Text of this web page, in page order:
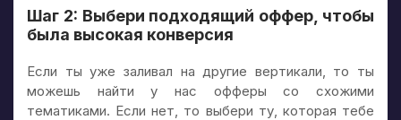
Шаг 2: Выбери подходящий оффер, чтобы
была высокая конверсия
Если ты уже заливал на другие вертикали, то ты
можешь найти у нас офферы со схожими
тематиками. Если нет, то выбери ту, которая тебе